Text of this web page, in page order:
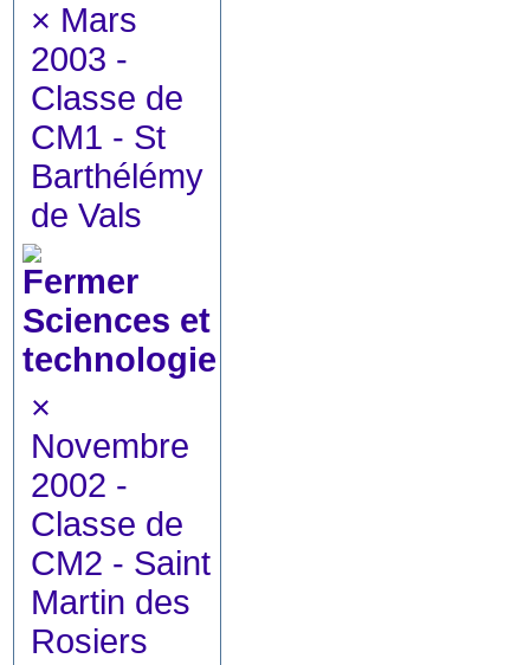
× Mars
2003 -
Classe de
CM1 - St
Barthélémy
de Vals
Sciences et
technologie
×
Novembre
2002 -
Classe de
CM2 - Saint
Martin des
Rosiers